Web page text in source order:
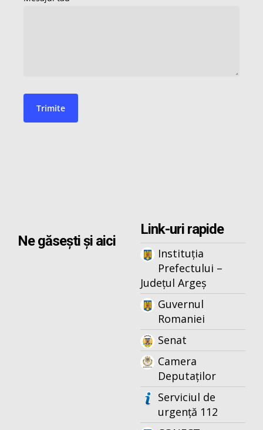
Ne găsești și aici
Link-uri rapide
Instituția
Prefectului –
Județul Argeș
Guvernul
Romaniei
Senat
Camera
Deputaților
Serviciul de
urgență 112